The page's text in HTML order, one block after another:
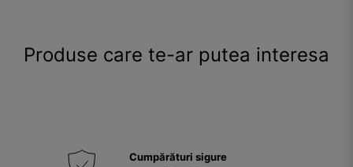
Produse care te-ar putea interesa
Cumpărături sigure